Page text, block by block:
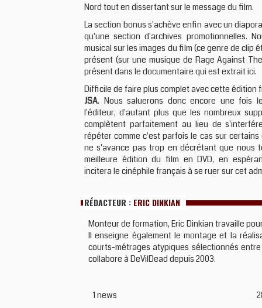
Nord tout en dissertant sur le message du film.
La section bonus s'achève enfin avec un
qu'une section d'archives promotionnelles.
musical sur les images du film (ce genre de clip
présent (sur une musique de Rage Against
présent dans le documentaire qui est extrait ici.
Difficile de faire plus complet avec cette édition
JSA. Nous saluerons donc encore une fois
l'éditeur, d'autant plus que les nombreux
complètent parfaitement au lieu de
répéter comme c'est parfois le cas sur certains
ne s'avance pas trop en décrétant que nous
meilleure édition du film en DVD, en
incitera le cinéphile français à se ruer sur cet
RÉDACTEUR : ERIC DINKIAN
Monteur de formation, Eric Dinkian travaille
Il enseigne également le montage et la
courts-métrages atypiques sélectionnés
collabore à DeVilDead depuis 2003.
1 news